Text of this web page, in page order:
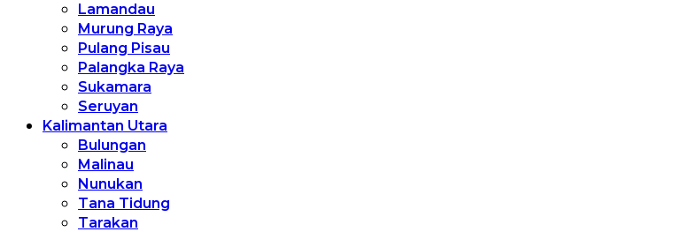
Lamandau
Murung Raya
Pulang Pisau
Palangka Raya
Sukamara
Seruyan
Kalimantan Utara
Bulungan
Malinau
Nunukan
Tana Tidung
Tarakan